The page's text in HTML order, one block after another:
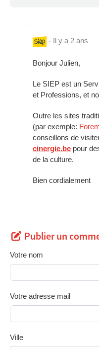
- Il y a 2 ans
Bonjour Julien,
Le SIEP est un
et Professions, et
Outre les sites
(par exemple:
conseillons de
cinergie.be pour
de la culture.
Bien cordialement
Publier un
Votre nom
Votre adresse mail
Ville